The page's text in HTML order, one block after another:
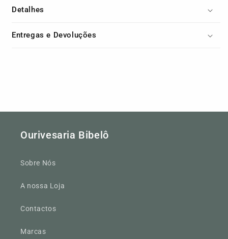
Detalhes
Entregas e Devoluções
Ourivesaria Bibelô
Sobre Nós
A nossa Loja
Contactos
Marcas